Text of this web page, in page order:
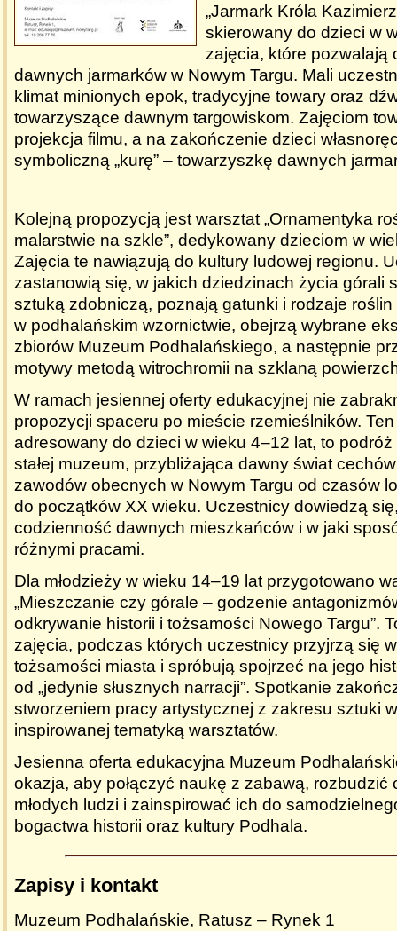
„Jarmark Króla
skierowany do dzieci w
zajęcia, które pozwalają
dawnych jarmarków w Nowym Targu. Mali
klimat minionych epok, tradycyjne towary oraz
towarzyszące dawnym targowiskom. Zajęciom
projekcja filmu, a na zakończenie dzieci
symboliczną „kurę” – towarzyszkę dawnych
Kolejną propozycją jest warsztat „Ornamentyka
malarstwie na szkle”, dedykowany dzieciom w
Zajęcia te nawiązują do kultury ludowej regionu.
zastanowią się, w jakich dziedzinach życia górali
sztuką zdobniczą, poznają gatunki i rodzaje
w podhalańskim wzornictwie, obejrzą wybrane
zbiorów Muzeum Podhalańskiego, a następnie
motywy metodą witrochromii na szklaną
W ramach jesiennej oferty edukacyjnej nie
propozycji spaceru po mieście rzemieślników.
adresowany do dzieci w wieku 4–12 lat, to
stałej muzeum, przybliżająca dawny świat
zawodów obecnych w Nowym Targu od czasów
do początków XX wieku. Uczestnicy dowiedzą
codzienność dawnych mieszkańców i w jaki
różnymi pracami.
Dla młodzieży w wieku 14–19 lat przygotowano
„Mieszczanie czy górale – godzenie
odkrywanie historii i tożsamości Nowego Targu”.
zajęcia, podczas których uczestnicy przyjrzą się
tożsamości miasta i spróbują spojrzeć na jego
od „jedynie słusznych narracji”. Spotkanie
stworzeniem pracy artystycznej z zakresu sztuki
inspirowanej tematyką warsztatów.
Jesienna oferta edukacyjna Muzeum
okazja, aby połączyć naukę z zabawą, rozbudzić
młodych ludzi i zainspirować ich do
bogactwa historii oraz kultury Podhala.
Zapisy i kontakt
Muzeum Podhalańskie, Ratusz – Rynek 1